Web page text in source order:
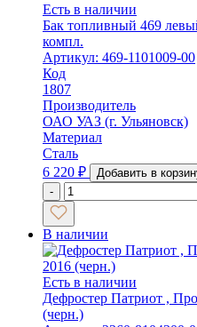
Есть в наличии
Бак топливный 469
компл.
Артикул: 469-1101009-00
Код
1807
Производитель
ОАО УАЗ (г. Ульяновск)
Материал
Сталь
6 220 ₽
Добавить в
-
В наличии
Есть в наличии
Дефростер Патриот ,
(черн.)